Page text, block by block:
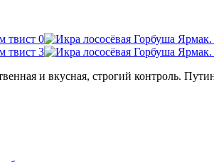
и вкусная, строгий